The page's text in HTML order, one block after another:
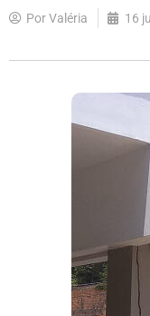
PorValéria 16